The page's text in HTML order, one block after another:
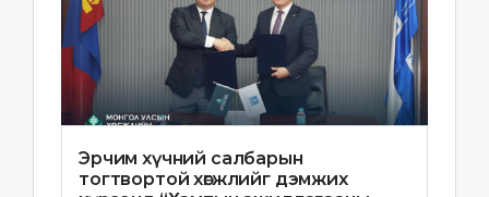
Эрчим хүчний салбарын
тогтвортой хөгжлийг дэмжих